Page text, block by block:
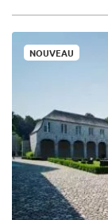
NOUVEAU